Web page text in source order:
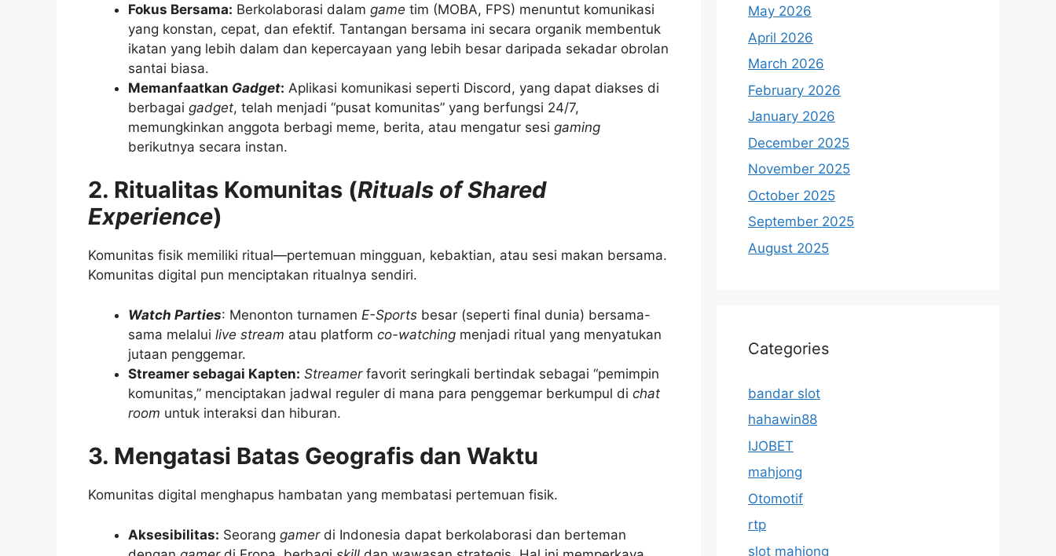
Fokus Bersama: Berkolaborasi dalam game tim (MOBA, FPS) menuntut komunikasi
yang konstan, cepat, dan efektif. Tantangan bersama ini secara organik membentuk
ikatan yang lebih dalam dan kepercayaan yang lebih besar daripada sekadar obrolan
santai biasa.
Memanfaatkan Gadget: Aplikasi komunikasi seperti Discord, yang dapat diakses di
berbagai gadget, telah menjadi “pusat komunitas” yang berfungsi 24/7,
memungkinkan anggota berbagi meme, berita, atau mengatur sesi gaming
berikutnya secara instan.
2. Ritualitas Komunitas (Rituals of Shared
Experience)
Komunitas fisik memiliki ritual—pertemuan mingguan, kebaktian, atau sesi makan bersama.
Komunitas digital pun menciptakan ritualnya sendiri.
Watch Parties: Menonton turnamen E-Sports besar (seperti final dunia) bersama-
sama melalui live stream atau platform co-watching menjadi ritual yang menyatukan
jutaan penggemar.
Streamer sebagai Kapten: Streamerfavorit seringkali bertindak sebagai “pemimpin
komunitas,” menciptakan jadwal reguler di mana para penggemar berkumpul di chat
room untuk interaksi dan hiburan.
3. Mengatasi Batas Geografis dan Waktu
Komunitas digital menghapus hambatan yang membatasi pertemuan fisik.
Aksesibilitas: Seorang gamerdi Indonesia dapat berkolaborasi dan berteman
May 2026
April 2026
March 2026
February 2026
January 2026
December 2025
November 2025
October 2025
September 2025
August 2025
Categories
bandar slot
hahawin88
IJOBET
mahjong
Otomotif
rtp
slot mahjong